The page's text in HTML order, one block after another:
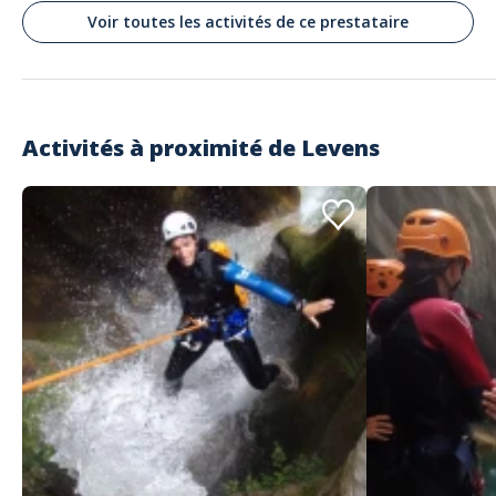
Commenté le 13/08/2019
Merci Yannick de nous avoir fait partager votre passion A faire, à refaire
Voir toutes les activités de ce prestataire
Activités à proximité de Levens